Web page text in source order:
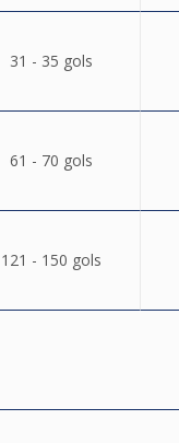
31 - 35 gols
61 - 70 gols
121 - 150 gols